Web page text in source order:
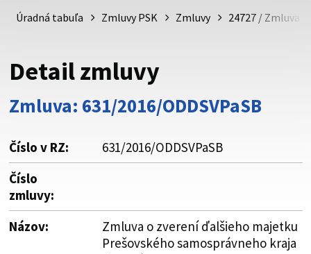
psk.sk.
Buďte pozorní a vždy sa uistite, že zdieľate informácie iba
cez zabezpečenú webovú stránku. Zabezpečená stránka
vždy začína https:// pred názvom domény webového sídla.
Úradná tabuľa Zmluvy PSK Zmluvy 24727 / Zmluva
Detail zmluvy
Zmluva: 631/2016/ODDSVPaSB
Číslo v RZ:
631/2016/ODDSVPaSB
Číslo
zmluvy:
Názov:
Zmluva o zverení ďalšieho majetku
Prešovského samosprávneho kraja